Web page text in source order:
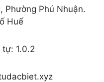
Phường Phú Nhuận.
Huế
tự: 1.0.2